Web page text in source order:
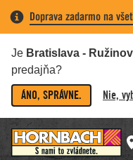
Doprava zadarmo na
Je Bratislava - Ružinov
predajňa?
ÁNO, SPRÁVNE. Nie,